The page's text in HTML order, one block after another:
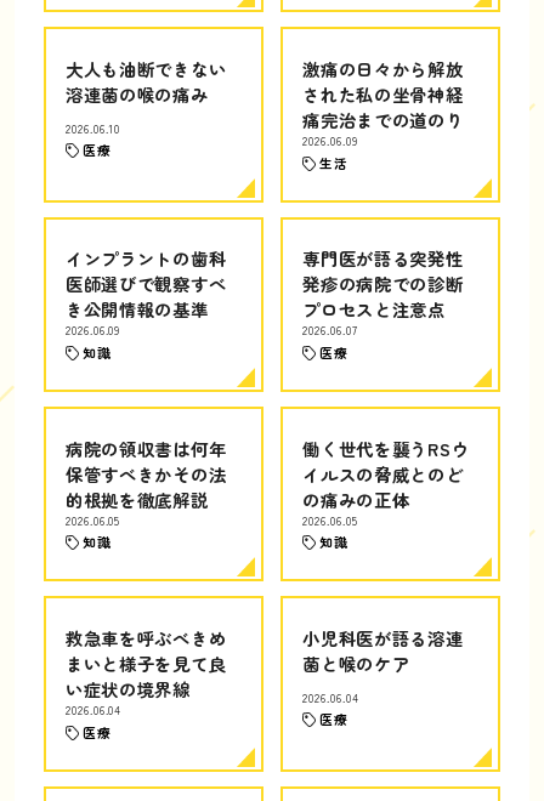
大人も油断できない
溶連菌の喉の痛み
2026.06.10
医療
激痛の日々から解放
された私の坐骨神経
痛完治までの道のり
2026.06.09
生活
インプラントの歯科
医師選びで観察すべ
き公開情報の基準
2026.06.09
知識
専門医が語る突発性
発疹の病院での診断
プロセスと注意点
2026.06.07
医療
病院の領収書は何年
保管すべきかその法
的根拠を徹底解説
2026.06.05
知識
働く世代を襲うRSウ
イルスの脅威とのど
の痛みの正体
2026.06.05
知識
救急車を呼ぶべきめ
まいと様子を見て良
い症状の境界線
2026.06.04
医療
小児科医が語る溶連
菌と喉のケア
2026.06.04
医療